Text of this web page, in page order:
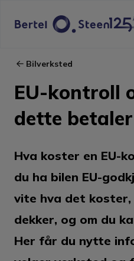
Bilverksted
EU-kontroll
dette
Hva koster en EU-
du ha bilen EU-
vite hva det koster,
dekker, og om du
Her får du nytte